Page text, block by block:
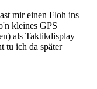
mir einen Floh ins
kleines GPS
als Taktikdisplay
tu ich da später